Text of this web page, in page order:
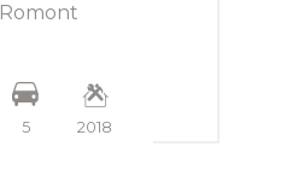
5 2018